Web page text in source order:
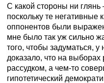
С какой стороны ни
поскольку те негативные
оппонентов были
мне было так уж сильно
того, чтобы задуматься,
доказало, что на
рассудком, а чем-то
гипотетический